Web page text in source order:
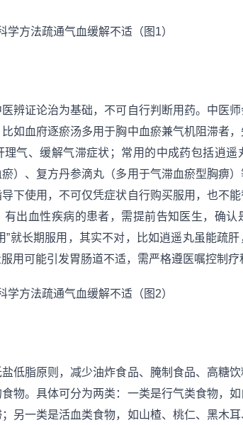
辨证论治为基础，不可自行判断用药。中医
如血府逐瘀汤多用于胸中血瘀兼气机阻滞者
气、缓解气滞症状；常用的中成药包括逍
瘀）、复方丹参滴丸（多用于气滞血瘀型胸痹
下使用，不可仅凭症状自行购买服用，也不
有出血性疾病的患者，需提前告知医生，确
”就长期服用，其实不对，比如逍遥丸虽能疏
用可能引发胃肠道不适，需严格遵医嘱控制疗
低脂原则，减少油炸食品、腌制食品、高糖
物。具体可分为两类：一类是行气类食物，如
另一类是活血类食物，如山楂、桃仁、黑木